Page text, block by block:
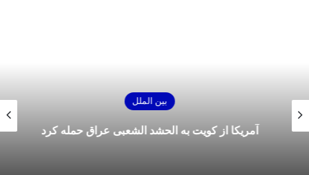
بین الملل
آمریکا از کویت به الحشد الشعبی عراق حمله کرد